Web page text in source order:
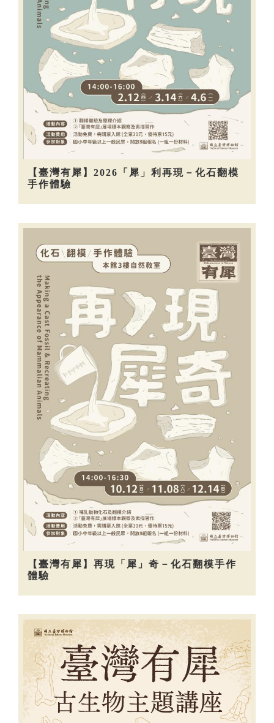
【臺灣有犀】2026「犀」利再現－化石翻模
手作體驗
【臺灣有犀】再現「犀」奇－化石翻模手作
體驗